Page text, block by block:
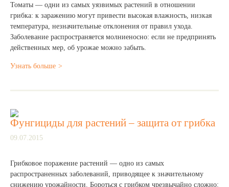
Томаты — одни из самых уязвимых растений в отношении
грибка: к заражению могут привести высокая влажность, низкая
температура, незначительные отклонения от правил ухода.
Заболевание распространяется молниеносно: если не предпринять
действенных мер, об урожае можно забыть.
Узнать больше
Фунгициды для растений – защита от грибка
09.07.2015
Грибковое поражение растений — одно из самых
распространенных заболеваний, приводящее к значительному
снижению урожайности. Бороться с грибком чрезвычайно сложно: